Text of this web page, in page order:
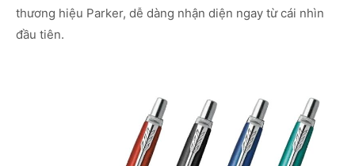
thương hiệu Parker, dễ dàng nhận diện ngay từ cái nhìn
đầu tiên.